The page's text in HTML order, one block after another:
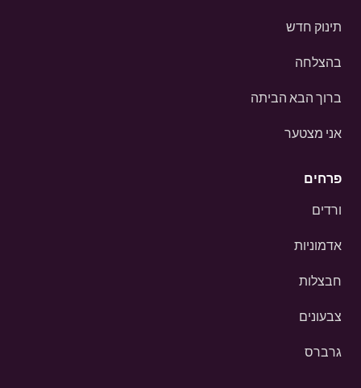
תינוק חדש
בהצלחה
ברוך הבא הביתה
אני מצטער
פרחים
ורדים
אדמוניות
חבצלות
צבעונים
גרברס